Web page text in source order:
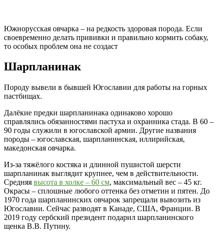
Южнорусская овчарка – на редкость здоровая порода. Если
своевременно делать прививки и правильно кормить собаку,
то особых проблем она не создаст
Шарпланинак
Породу вывели в бывшей Югославии для работы на горных
пастбищах.
Далёкие предки шарпланинака одинаково хорошо
справлялись обязанностями пастуха и охранника стада. В 60 –
90 годы служили в югославской армии. Другие названия
породы – югославская, шарпланинская, иллирийская,
македонская овчарка.
Из-за тяжёлого костяка и длинной пушистой шерсти
шарпланинак выглядит крупнее, чем в действительности.
Средняя высота в холке – 60 см, максимальный вес – 45 кг.
Окрасы – сплошные любого оттенка без отметин и пятен. До
1970 года шарпланинских овчарок запрещали вывозить из
Югославии. Сейчас разводят в Канаде, США, Франции. В
2019 году сербский президент подарил шарпланинского
щенка В.В. Путину.